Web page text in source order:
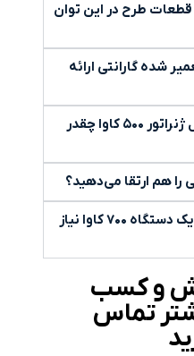
طرح در این توان
شده گارانتی ارائه
۴. هزینه اورهال یک دیزل ژنراتور ۵۰۰ کاوا چقدر
۶. چقدر زمان برای تعمیر یک دستگاه ۷۰۰ کاوا نیاز
و کسب
تماس